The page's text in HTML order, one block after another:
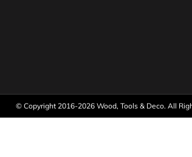
© Copyright 2016-2026 Wood, Tools & Deco. All